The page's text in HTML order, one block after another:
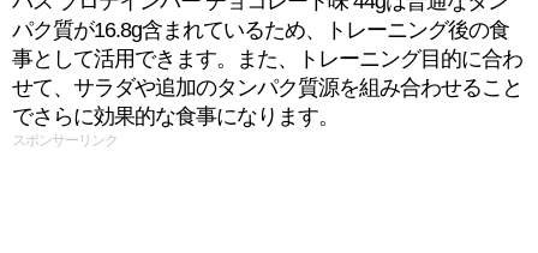
パク質が16.8g含まれているため、トレーニング後の食
事として活用できます。また、トレーニング目的に合わ
せて、サラダや追加のタンパク質源を組み合わせること
でさらに効果的な食事になります。
スポンサーリンク